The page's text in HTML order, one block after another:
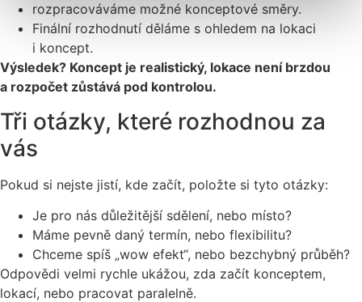
rozpracováváme možné konceptové směry.
Finální rozhodnutí děláme s ohledem na lokaci
i koncept.
Výsledek? Koncept je realistický, lokace není brzdou
a rozpočet zůstává pod kontrolou.
Tři otázky, které rozhodnou za
vás
Pokud si nejste jistí, kde začít, položte si tyto otázky:
Je pro nás důležitější sdělení, nebo místo?
Máme pevně daný termín, nebo flexibilitu?
Chceme spíš „wow efekt“, nebo bezchybný průběh?
Odpovědi velmi rychle ukážou, zda začít konceptem,
lokací, nebo pracovat paralelně.